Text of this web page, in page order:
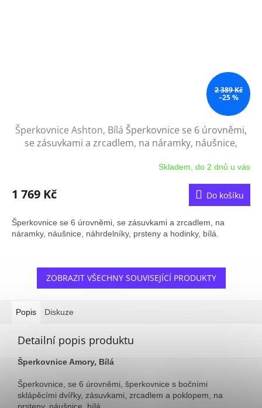
2 389 Kč
–25 %
Šperkovnice Ashton, Bílá Šperkovnice se 6 úrovněmi,
se zásuvkami a zrcadlem, na náramky, náušnice,
produktu
je
z
5
Skladem, do 2 dnů u vás
1 769 Kč Do košíku
Šperkovnice se 6 úrovněmi, se zásuvkami a zrcadlem, na
náramky, náušnice, náhrdelníky, prsteny a hodinky, bílá.
ZOBRAZIT VŠECHNY SOUVISEJÍCÍ PRODUKTY
Popis Diskuze
Detailní popis produktu
Šperkovnice Amory, Bílá
Šperkovnice, se 6 úrovněmi, šperkovnice s bočními
sklápěcími dvířky, zásuvkami, zrcadlem a poklopem, na